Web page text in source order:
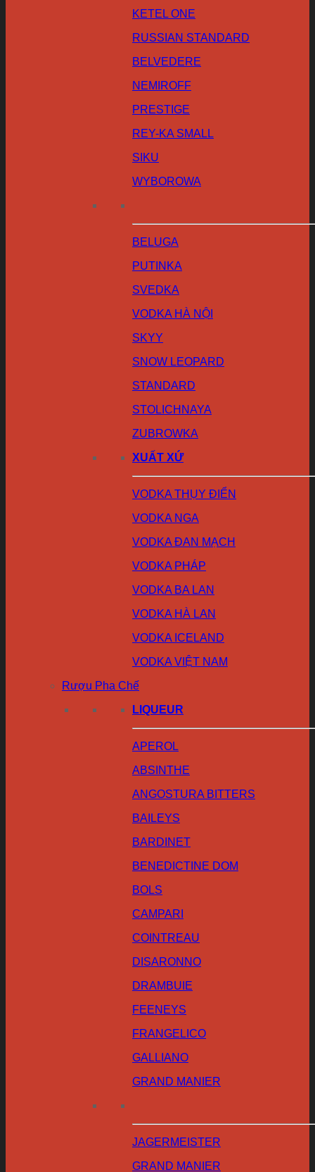
KETEL ONE
RUSSIAN STANDARD
BELVEDERE
NEMIROFF
PRESTIGE
REY-KA SMALL
SIKU
WYBOROWA
BELUGA
PUTINKA
SVEDKA
VODKA HÀ NỘI
SKYY
SNOW LEOPARD
STANDARD
STOLICHNAYA
ZUBROWKA
XUẤT XỨ
VODKA THỤY ĐIỂN
VODKA NGA
VODKA ĐAN MẠCH
VODKA PHÁP
VODKA BA LAN
VODKA HÀ LAN
VODKA ICELAND
VODKA VIỆT NAM
Rượu Pha Chế
LIQUEUR
APEROL
ABSINTHE
ANGOSTURA BITTERS
BAILEYS
BARDINET
BENEDICTINE DOM
BOLS
CAMPARI
COINTREAU
DISARONNO
DRAMBUIE
FEENEYS
FRANGELICO
GALLIANO
GRAND MANIER
JAGERMEISTER
GRAND MANIER